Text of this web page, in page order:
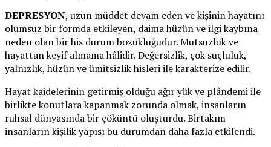
DEPRESYON, uzun müddet devam eden ve kişinin hayatını
olumsuz bir formda etkileyen, daima hüzün ve ilgi kaybına
neden olan bir his durum bozukluğudur. Mutsuzluk ve
hayattan keyif almama hâlidir. Değersizlik, çok suçluluk,
yalnızlık, hüzün ve ümitsizlik hisleri ile karakterize edilir.
Hayat kaidelerinin getirmiş olduğu ağır yük ve plândemi ile
birlikte konutlara kapanmak zorunda olmak, insanların
ruhsal dünyasında bir çöküntü oluşturdu. Birtakım
insanların kişilik yapısı bu durumdan daha fazla etkilendi.